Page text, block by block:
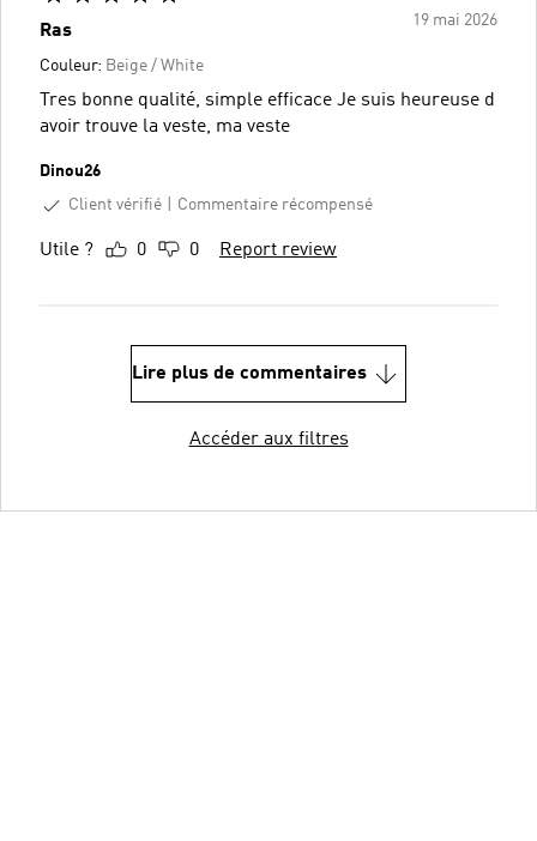
19 mai 2026
Ras
Couleur: Beige / White
Tres bonne qualité, simple efficace Je suis heureuse d
avoir trouve la veste, ma veste
Dinou26
Client vérifié
Commentaire récompensé
Utile ? 0 0 Report review
Lire plus de commentaires
Accéder aux filtres